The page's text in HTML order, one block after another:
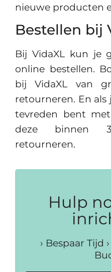
nieuwe producten
Bestellen bij
Bij VidaXL kun je
online bestellen.
bij VidaXL van
retourneren. En
tevreden bent
deze binnen
retourneren.
Hulp
› Bespaar Tijd